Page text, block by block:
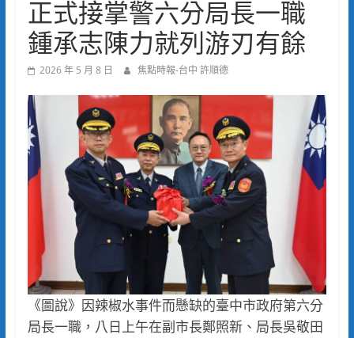
正式接掌警六分局長一職
鍾承志陳力就列游刃有餘
2026 年 5 月 8 日 焦點時報-台中 許順德
《圖說》因辣椒水事件而懸缺的臺中市政府第六分
局長一職，八日上午在副市長鄭照新、局長吳敬田